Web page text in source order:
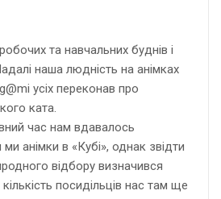
та навчальних буднів і
наша людність на анімках
усіх переконав про
ката.
час нам вдавалось
анімки в «Кубі», однак звідти
відбору визначився
посидільців нас там ще